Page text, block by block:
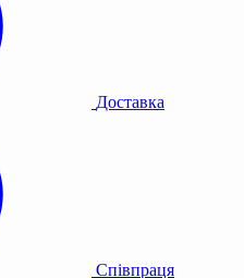
Доставка
Співпраця